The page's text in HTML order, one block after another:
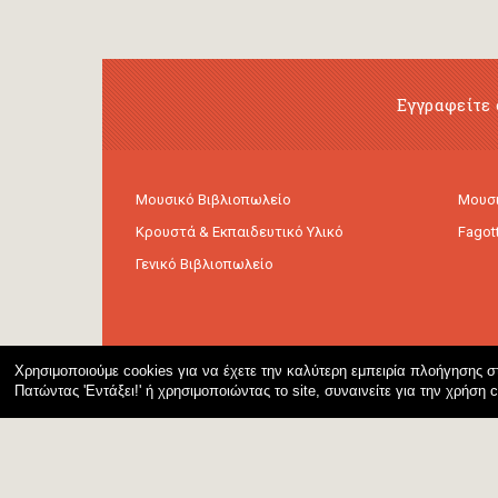
Χρησιμοποιούμε cookies για να έχετε την καλύτερη εμπειρία πλοήγησης
Πατώντας 'Εντάξει!' ή χρησιμοποιώντας το site, συναινείτε για την
Μουσικό Βιβλιοπωλείο
Κρουστά & Εκπαιδευτικό Υλικό
Γενικό Βιβλιοπωλείο